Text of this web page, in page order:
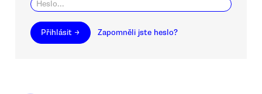
Přihlásit → Zapomněli jste heslo?